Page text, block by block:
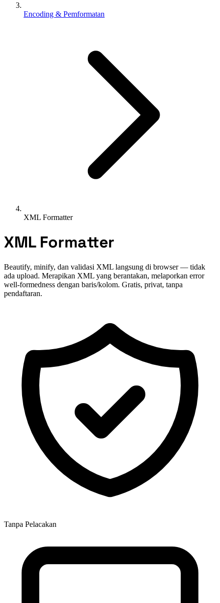
Encoding & Pemformatan
XML Formatter
XML Formatter
Beautify, minify, dan validasi XML langsung di browser — tidak
ada upload. Merapikan XML yang berantakan, melaporkan error
well-formedness dengan baris/kolom. Gratis, privat, tanpa
pendaftaran.
Tanpa Pelacakan